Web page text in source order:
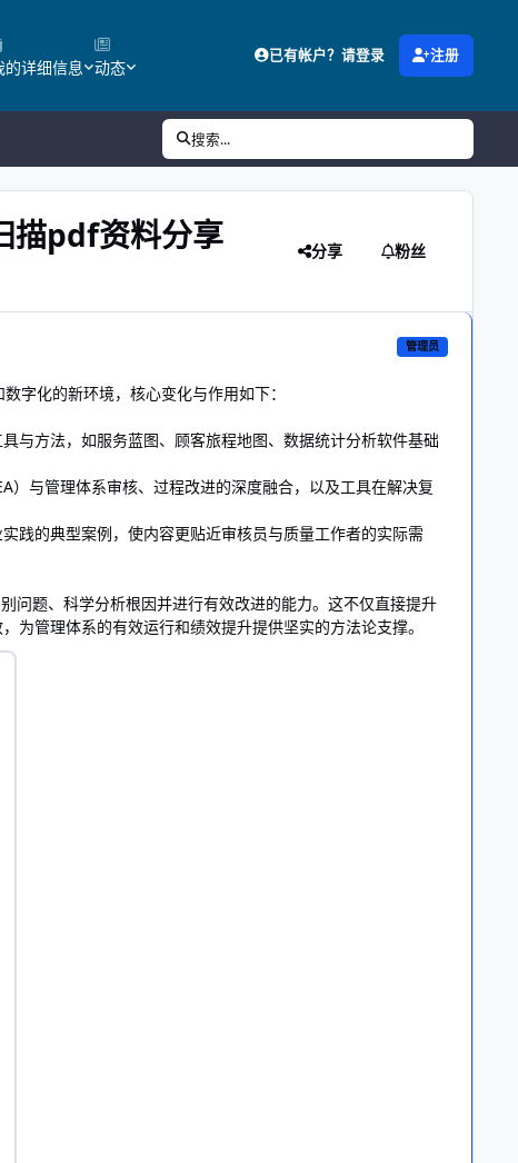
的详细信息 动态
已有帐户？请登录 注册
搜索...
描pdf资料分享 分享 粉丝
管理员
字化的新环境，核心变化与作用如下：
与方法，如服务蓝图、顾客旅程地图、数据统计分析软件基础
）与管理体系审核、过程改进的深度融合，以及工具在解决复
践的典型案例，使内容更贴近审核员与质量工作者的实际需
问题、科学分析根因并进行有效改进的能力。这不仅直接提升
管理体系的有效运行和绩效提升提供坚实的方法论支撑。